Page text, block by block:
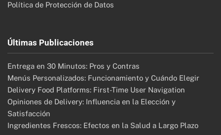
Política de Protección de Datos
Últimas Publicaciones
Entrega en 30 Minutos: Pros y Contras
Menús Personalizados: Funcionamiento y Cuándo Elegir
Delivery Food Platforms: First-Time User Navigation
Opiniones de Delivery: Influencia en la Elección y
Satisfacción
Ingredientes Frescos: Efectos en la Salud a Largo Plazo